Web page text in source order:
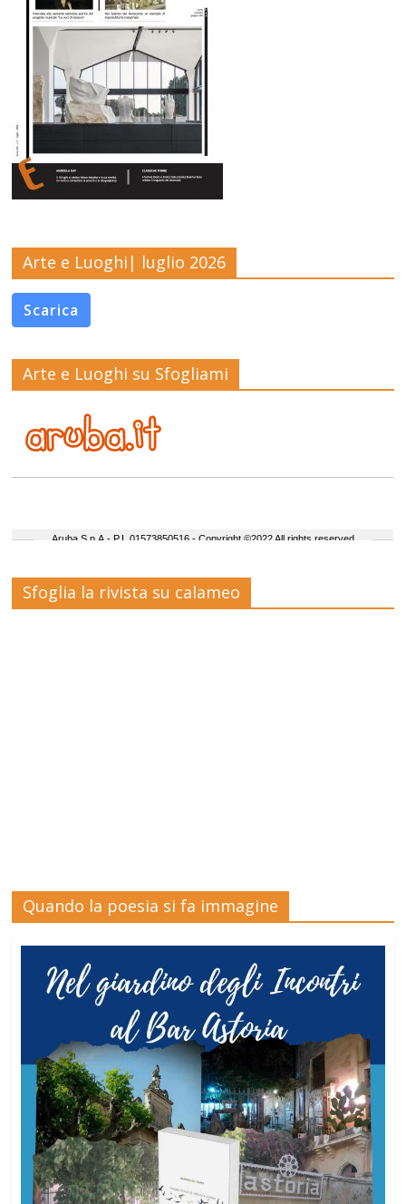
Arte e Luoghi| luglio 2026
Scarica
Arte e Luoghi su Sfogliami
Sfoglia la rivista su calameo
Quando la poesia si fa immagine